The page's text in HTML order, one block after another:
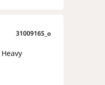
3100916S_o